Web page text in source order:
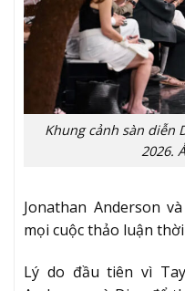
Khung cảnh sàn diễn
2026.
Jonathan Anderson
mọi cuộc thảo luận
Lý do đầu tiên vì